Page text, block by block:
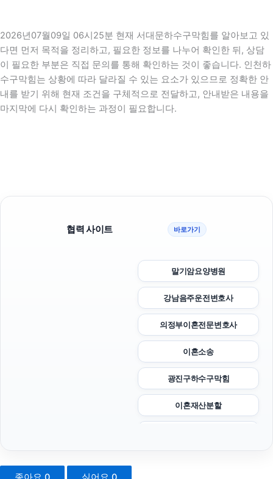
2026년07월09일 06시25분 현재 서대문하수구막힘를 알아보고 있
다면 먼저 목적을 정리하고, 필요한 정보를 나누어 확인한 뒤, 상담
이 필요한 부분은 직접 문의를 통해 확인하는 것이 좋습니다. 인천하
수구막힘는 상황에 따라 달라질 수 있는 요소가 있으므로 정확한 안
내를 받기 위해 현재 조건을 구체적으로 전달하고, 안내받은 내용을
마지막에 다시 확인하는 과정이 필요합니다.
협력 사이트 바로가기
말기암요양병원
강남음주운전변호사
의정부이혼전문변호사
이혼소송
광진구하수구막힘
이혼재산분할